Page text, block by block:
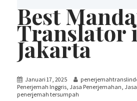
Best
Translator
Jakarta
Januari 17, 2025
Penerjemah Inggris, Jasa Penerjemahan,
penerjemah tersumpah